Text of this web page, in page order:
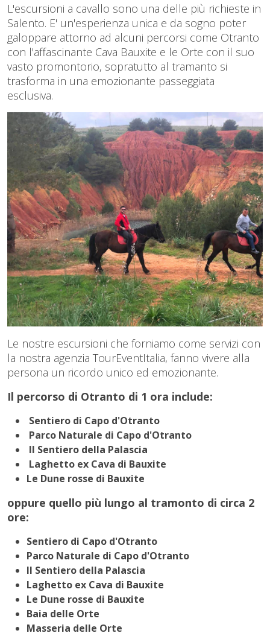
L'escursioni a cavallo sono una delle più richieste in
Salento. E' un'esperienza unica e da sogno poter
galoppare attorno ad alcuni percorsi come Otranto
con l'affascinante Cava Bauxite e le Orte con il suo
vasto promontorio, sopratutto al tramanto si
trasforma in una emozionante passeggiata
esclusiva.
Le nostre escursioni che forniamo come servizi con
la nostra agenzia TourEventItalia, fanno vivere alla
persona un ricordo unico ed emozionante.
Il percorso di Otranto di 1 ora include:
Sentiero di Capo d'Otranto
Parco Naturale di Capo d'Otranto
Il Sentiero della Palascia
Laghetto ex Cava di Bauxite
Le Dune rosse di Bauxite
oppure quello più lungo al tramonto di circa 2
ore:
Sentiero di Capo d'Otranto
Parco Naturale di Capo d'Otranto
Il Sentiero della Palascia
Laghetto ex Cava di Bauxite
Le Dune rosse di Bauxite
Baia delle Orte
Masseria delle Orte